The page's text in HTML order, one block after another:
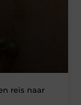
reis naar